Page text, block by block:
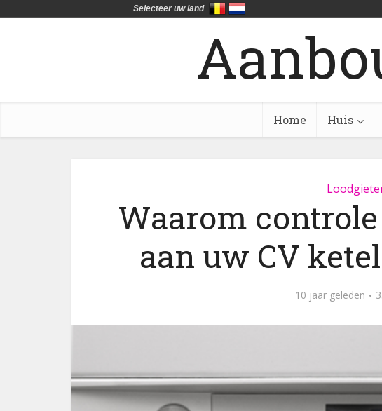
Home Huis
Waarom
aan uw CV
10 jaar geleden
Selecteer uw land